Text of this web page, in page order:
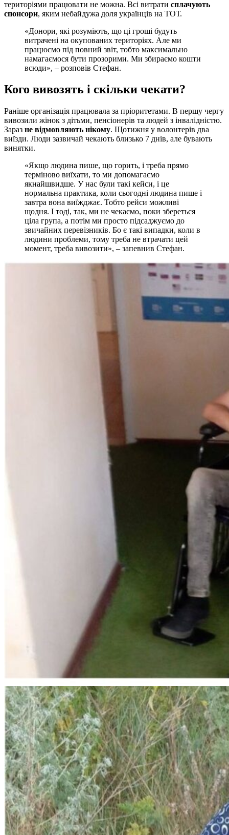
територіями працювати не можна. Всі витрати сплачують
спонсори, яким небайдужа доля українців на ТОТ.
«Донори, які розуміють, що ці гроші будуть
витрачені на окупованих територіях. Але ми
працюємо під повний звіт, тобто максимально
намагаємося бути прозорими. Ми збираємо кошти
всюди», – розповів Стефан.
Кого вивозять і скільки чекати?
Раніше організація працювала за пріоритетами. В першу чергу
вивозили жінок з дітьми, пенсіонерів та людей з інвалідністю.
Зараз не відмовляють нікому. Щотижня у волонтерів два
виїзди. Люди зазвичай чекають близько 7 днів, але бувають
винятки.
«Якщо людина пише, що горить, і треба прямо
терміново виїхати, то ми допомагаємо
якнайшвидше. У нас були такі кейси, і це
нормальна практика, коли сьогодні людина пише і
завтра вона виїжджає. Тобто рейси можливі
щодня. І тоді, так, ми не чекаємо, поки збереться
ціла група, а потім ми просто підсаджуємо до
звичайних перевізників. Бо є такі випадки, коли в
людини проблеми, тому треба не втрачати цей
момент, треба вивозити», – запевнив Стефан.